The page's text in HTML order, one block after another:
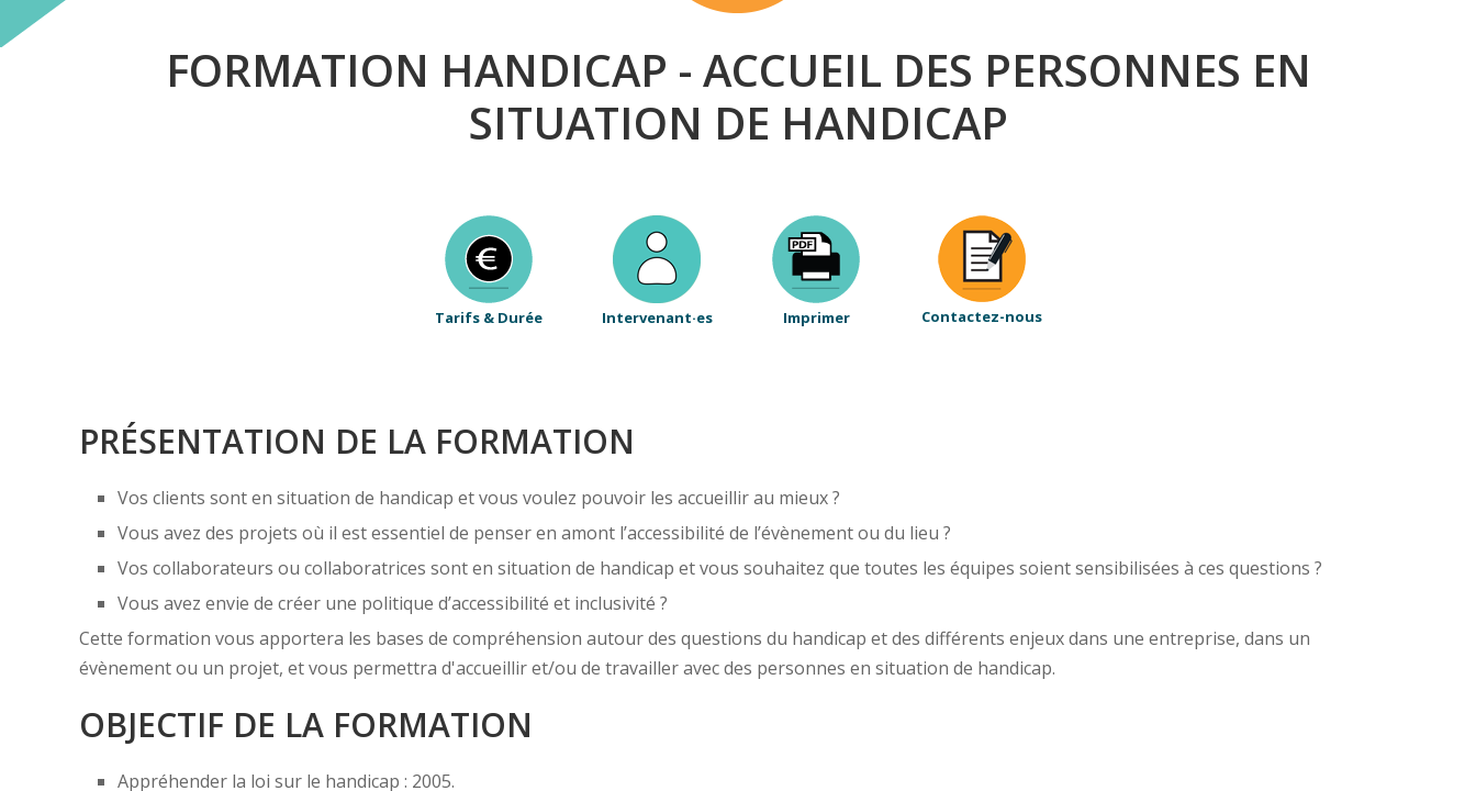
FORMATION HANDICAP - ACCUEIL DES PERSONNES EN
SITUATION DE HANDICAP
Tarifs & Durée Intervenant·es Imprimer Contactez-nous
PRÉSENTATION DE LA FORMATION
Vos clients sont en situation de handicap et vous voulez pouvoir les accueillir au mieux ?
Vous avez des projets où il est essentiel de penser en amont l’accessibilité de l’évènement ou du lieu ?
Vos collaborateurs ou collaboratrices sont en situation de handicap et vous souhaitez que toutes les équipes soient sensibilisées à ces questions ?
Vous avez envie de créer une politique d’accessibilité et inclusivité ?
Cette formation vous apportera les bases de compréhension autour des questions du handicap et des différents enjeux dans une entreprise, dans un
évènement ou un projet, et vous permettra d'accueillir et/ou de travailler avec des personnes en situation de handicap.
OBJECTIF DE LA FORMATION
Appréhender la loi sur le handicap : 2005.